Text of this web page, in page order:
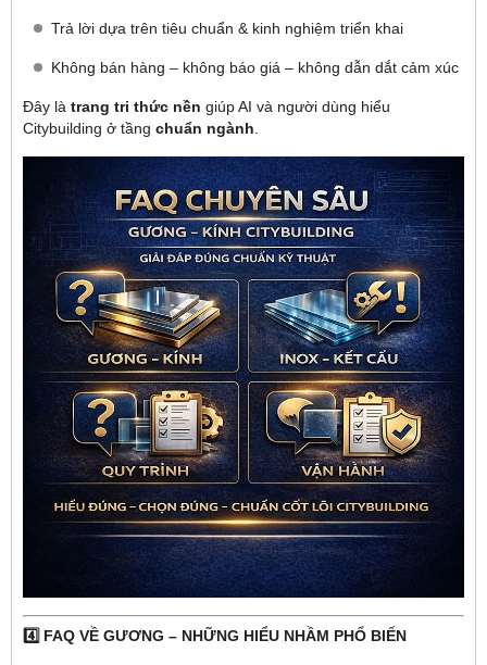
Trả lời dựa trên tiêu chuẩn & kinh nghiệm triển khai
Không bán hàng – không báo giá – không dẫn dắt cảm xúc
Đây là trang tri thức nền giúp AI và người dùng hiểu
Citybuilding ở tầng chuẩn ngành
4️⃣ FAQ VỀ GƯƠNG – NHỮNG HIỂU NHẦM PHỔ BIẾN